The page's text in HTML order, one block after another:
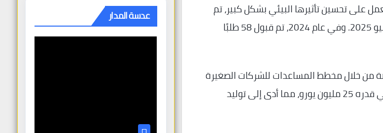
على تحسين تأثيرها البيئي بشكل كبير، تم
تقديم مساعدات مؤقتة في عام 2023 وتم تمديدها حتى 30 يونيو 2025. وفي عام 2024، تم قبول 58 طلبًا
من خلال مخطط المساعدات للشركات الصغيرة
والمتوسطة، مع دعم 1238 مشروعًا في عام 2024 بمبلغ إجمالي قدره 25 مليون يورو، مما أدى إلى توليد
عدسة المدار